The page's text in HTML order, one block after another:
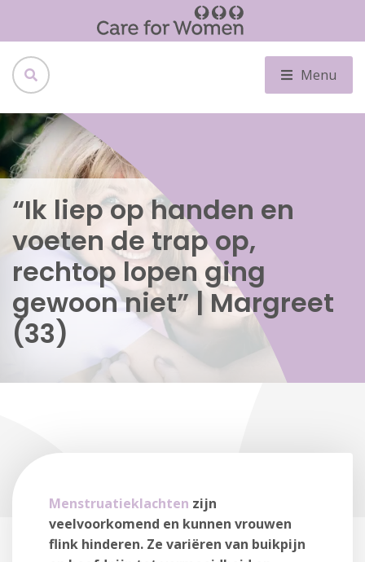
Menu
“Ik liep op handen en
voeten de trap op,
rechtop lopen ging
gewoon niet” | Margreet
(33)
Menstruatieklachten zijn
veelvoorkomend en kunnen vrouwen
flink hinderen. Ze variëren van buikpijn